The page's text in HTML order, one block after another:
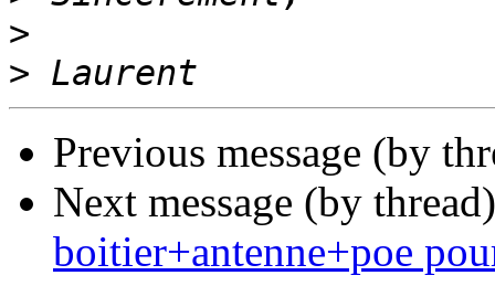
>
>
Previous message (by
Next message (by
boitier+antenne+poe